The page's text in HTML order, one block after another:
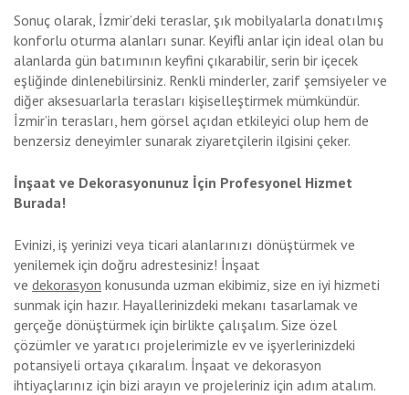
Sonuç olarak, İzmir’deki teraslar, şık mobilyalarla donatılmış
konforlu oturma alanları sunar. Keyifli anlar için ideal olan bu
alanlarda gün batımının keyfini çıkarabilir, serin bir içecek
eşliğinde dinlenebilirsiniz. Renkli minderler, zarif şemsiyeler ve
diğer aksesuarlarla terasları kişiselleştirmek mümkündür.
İzmir’in terasları, hem görsel açıdan etkileyici olup hem de
benzersiz deneyimler sunarak ziyaretçilerin ilgisini çeker.
İnşaat ve Dekorasyonunuz İçin Profesyonel Hizmet
Burada!
Evinizi, iş yerinizi veya ticari alanlarınızı dönüştürmek ve
yenilemek için doğru adrestesiniz! İnşaat
ve dekorasyon konusunda uzman ekibimiz, size en iyi hizmeti
sunmak için hazır. Hayallerinizdeki mekanı tasarlamak ve
gerçeğe dönüştürmek için birlikte çalışalım. Size özel
çözümler ve yaratıcı projelerimizle ev ve işyerlerinizdeki
potansiyeli ortaya çıkaralım. İnşaat ve dekorasyon
ihtiyaçlarınız için bizi arayın ve projeleriniz için adım atalım.